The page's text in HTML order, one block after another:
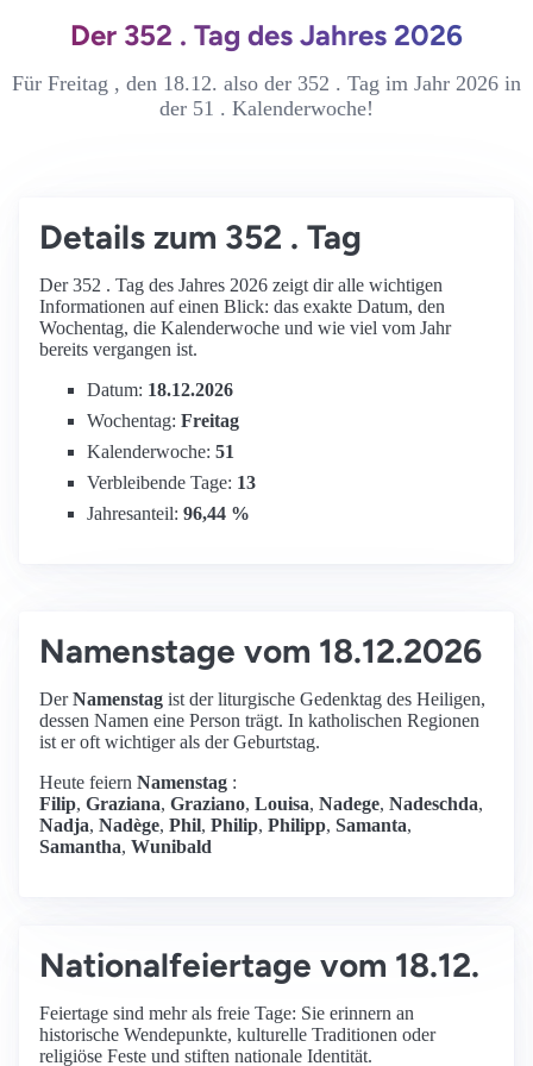
Der 352 . Tag des Jahres 2026
Für Freitag , den 18.12. also der 352 . Tag im Jahr 2026 in
der 51 . Kalenderwoche!
Details zum 352 . Tag
Der 352 . Tag des Jahres 2026 zeigt dir alle wichtigen
Informationen auf einen Blick: das exakte Datum, den
Wochentag, die Kalenderwoche und wie viel vom Jahr
bereits vergangen ist.
Datum: 18.12.2026
Wochentag: Freitag
Kalenderwoche: 51
Verbleibende Tage: 13
Jahresanteil: 96,44 %
Namenstage vom 18.12.2026
DerNamenstag ist der liturgische Gedenktag des Heiligen,
dessen Namen eine Person trägt. In katholischen Regionen
ist er oft wichtiger als der Geburtstag.
Heute feiern Namenstag :
Filip, Graziana, Graziano, Louisa, Nadege, Nadeschda,
Nadja, Nadège, Phil, Philip, Philipp, Samanta,
Samantha, Wunibald
Nationalfeiertage vom 18.12.
Feiertage sind mehr als freie Tage: Sie erinnern an
historische Wendepunkte, kulturelle Traditionen oder
religiöse Feste und stiften nationale Identität.